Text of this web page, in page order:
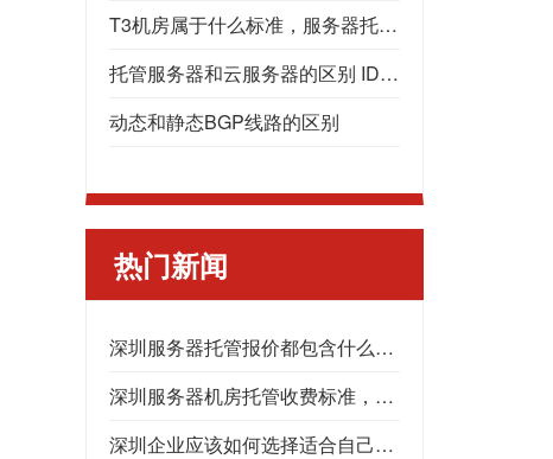
T3机房属于什么标准，服务器托管应该选择什么样的机房，T3机房能提供什么服务
托管服务器和云服务器的区别 IDC机房 深圳服务器托管
动态和静态BGP线路的区别
热门新闻
深圳服务器托管报价都包含什么？服务器托管怎么收费？机柜租用怎么收费？
深圳服务器机房托管收费标准，深圳服务器托管
深圳企业应该如何选择适合自己的深圳服务器托管公司